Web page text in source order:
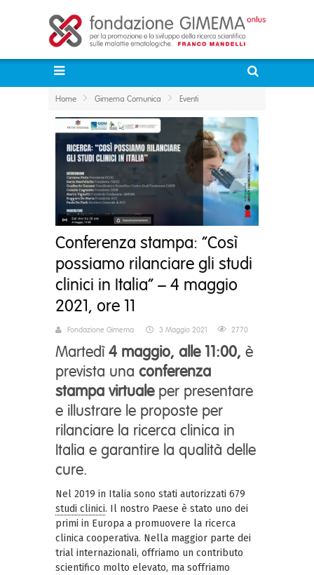
Home Gimema Comunica Eventi
Conferenza stampa: “Così
possiamo rilanciare gli studi
clinici in Italia” – 4 maggio
2021, ore 11
Fondazione Gimema 3 Maggio 2021 2770
Martedì4 maggio, alle 11:00, è
prevista una conferenza
stampa virtualeper presentare
e illustrare le proposte per
rilanciare la ricerca clinica in
Italia e garantire la qualità delle
cure.
Nel 2019 in Italia sono stati autorizzati 679
studi clinici. Il nostro Paese è stato uno dei
primi in Europa a promuovere la ricerca
clinica cooperativa. Nella maggior parte dei
trial internazionali, offriamo un contributo
scientifico molto elevato, ma soffriamo